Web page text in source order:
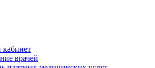
врачей